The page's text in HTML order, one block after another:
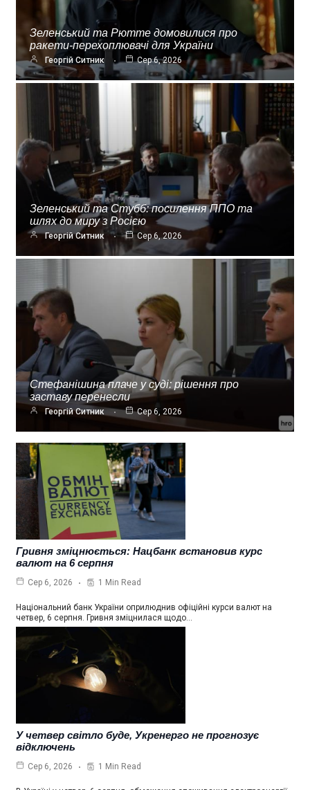
Зеленський та Рютте домовилися про
ракети-перехоплювачі для України
Георгій Ситник Сер 6, 2026
Зеленський та Стубб: посилення ППО та
шлях до миру з Росією
Георгій Ситник Сер 6, 2026
Стефанішина плаче у суді: рішення про
заставу перенесли
Георгій Ситник Сер 6, 2026
Гривня зміцнюється: Нацбанк встановив курс
валют на 6 серпня
Сер 6, 2026 1 Min Read
Національний банк України оприлюднив офіційні курси валют на
четвер, 6 серпня. Гривня зміцнилася щодо…
У четвер світло буде, Укренерго не прогнозує
відключень
Сер 6, 2026 1 Min Read